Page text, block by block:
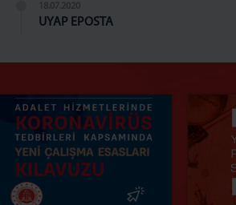
18.07.2020
UYAP EPOSTA